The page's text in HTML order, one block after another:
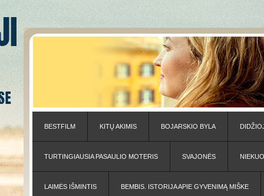
BESTFILM KITŲ AKIMIS BOJARSKIO BYLA
TURTINGIAUSIA PASAULIO MOTERIS SVAJONĖS
LAIMĖS IŠMINTIS BEMBIS. ISTORIJA APIE GYVENIMĄ MIŠKE